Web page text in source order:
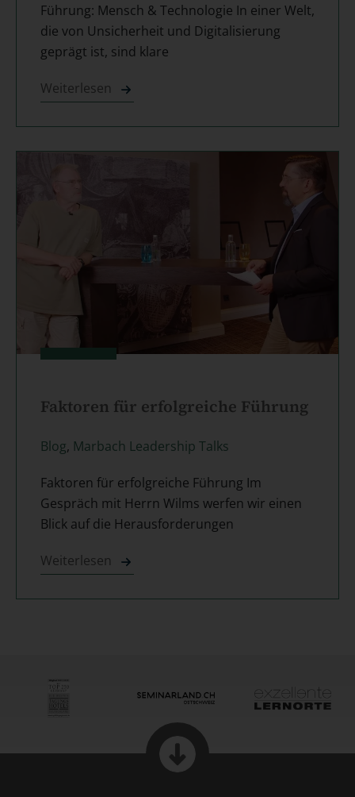
Führung: Mensch & Technologie In einer Welt,
die von Unsicherheit und Digitalisierung
geprägt ist, sind klare
Weiterlesen
Faktoren für erfolgreiche Führung
Blog, Marbach Leadership Talks
Faktoren für erfolgreiche Führung Im
Gespräch mit Herrn Wilms werfen wir einen
Blick auf die Herausforderungen
Weiterlesen